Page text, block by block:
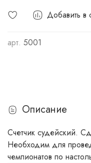
Добавить в
арт. 5001
Описание
Счетчик судейский.
Необходим для
чемпионатов по